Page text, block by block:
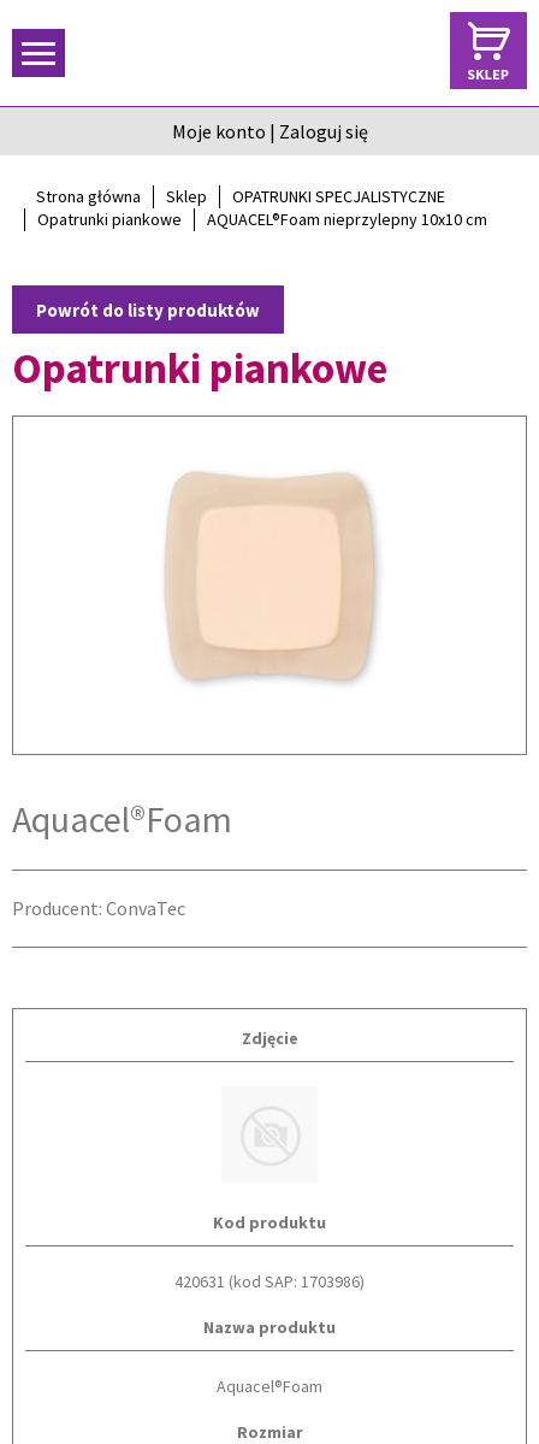
Moje konto | Zaloguj się
Strona główna Sklep
OPATRUNKI SPECJALISTYCZNE
Opatrunki piankowe
AQUACEL®Foam nieprzylepny 10x10 cm
Powrót do listy produktów
Opatrunki piankowe
Aquacel®Foam
Producent: ConvaTec
Zdjęcie
Kod produktu
420631 (kod SAP: 1703986)
Nazwa produktu
Aquacel®Foam
Rozmiar